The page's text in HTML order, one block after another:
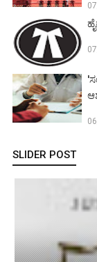
SLIDER POST